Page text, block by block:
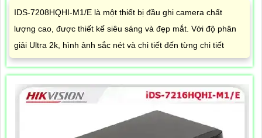
IDS-7208HQHI-M1/E là một thiết bị đầu ghi camera chất
lượng cao, được thiết kế siêu sáng và đẹp mắt. Với độ phân
giải Ultra 2k, hình ảnh sắc nét và chi tiết đến từng chi tiết